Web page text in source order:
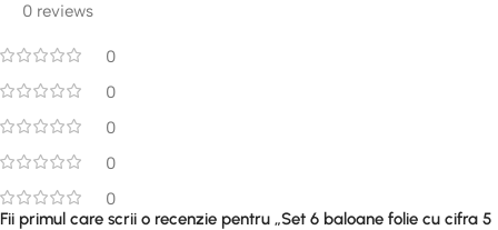
0 reviews
0
0
0
0
0
Fii primul care scrii o recenzie pentru „Set 6 baloane folie cu cifra 5